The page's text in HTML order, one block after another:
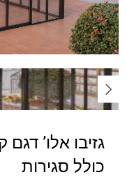
כולל סגירות